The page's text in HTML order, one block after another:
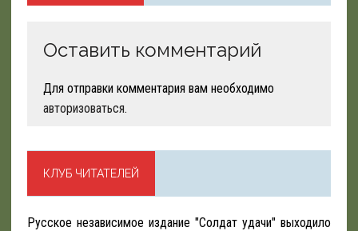
Оставить комментарий
Для отправки комментария вам необходимо
авторизоваться.
КЛУБ ЧИТАТЕЛЕЙ
Русское независимое издание "Солдат удачи" выходило